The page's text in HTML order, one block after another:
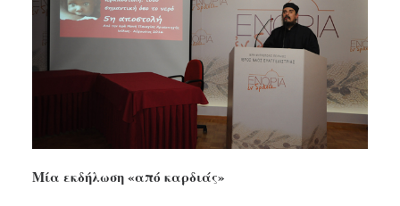
Mία εκδήλωση «από καρδιάς»